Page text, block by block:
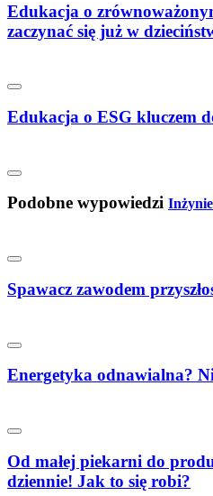
Edukacja o
zaczynać się już w
Edukacja o ESG kluczem
Podobne wypowiedzi
Spawacz zawodem
Energetyka odnawialna?
Od małej piekarni do
dziennie! Jak to się robi?